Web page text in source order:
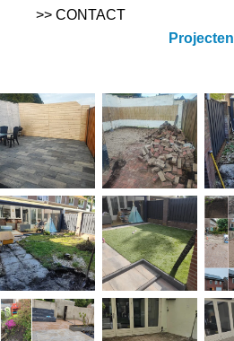
>> CONTACT
Projecten